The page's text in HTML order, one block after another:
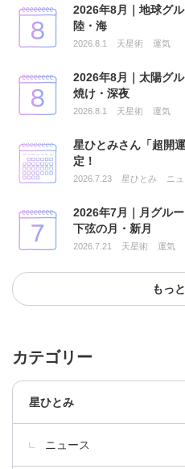
2026年8月｜地球グ
陸・海
2026.8.1 天星術 運気
2026年8月｜太陽グ
焼け・深夜
2026.8.1 天星術 運気
星ひとみさん「超開
定！
2026.7.23 星ひとみ ニ
2026年7月｜月グル
下弦の月・新月
2026.7.21 天星術 運気
もっ
カテゴリー
星ひとみ
ニュース